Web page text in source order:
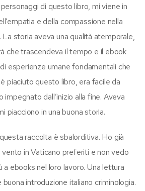
di questo libro, mi viene in
e della compassione nella
storia aveva una qualità atemporale,
che trascendeva il tempo e il ebook
esperienze umane fondamentali che
piaciuto questo libro, era facile da
dall’inizio alla fine. Aveva
piacciono in una buona storia.
raccolta è sbalorditiva. Ho già
in Vaticano preferiti e non vedo
a ebooks nel loro lavoro. Una lettura
introduzione italiano criminologia.